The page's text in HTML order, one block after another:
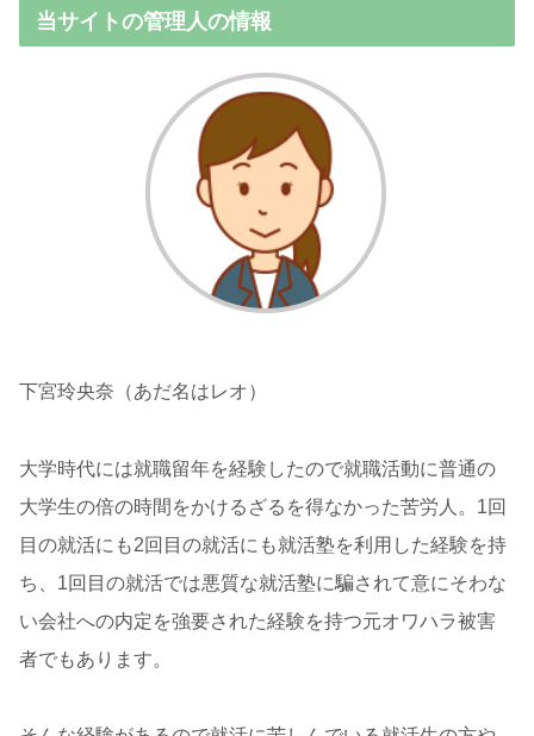
当サイトの管理人の情報
下宮玲央奈（あだ名はレオ）
大学時代には就職留年を経験したので就職活動に普通の
大学生の倍の時間をかけるざるを得なかった苦労人。1回
目の就活にも2回目の就活にも就活塾を利用した経験を持
ち、1回目の就活では悪質な就活塾に騙されて意にそわな
い会社への内定を強要された経験を持つ元オワハラ被害
者でもあります。